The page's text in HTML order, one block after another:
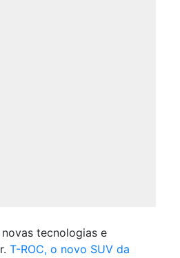
tecnologias e
T-ROC, o novo SUV da